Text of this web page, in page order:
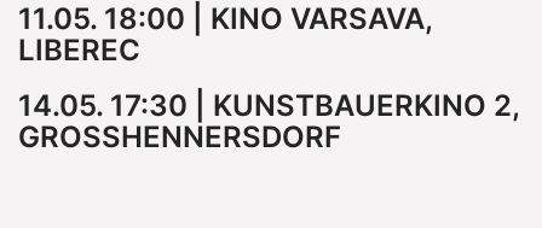
11.05. 18:00 | KINO VARSAVA,
LIBEREC
14.05. 17:30 | KUNSTBAUERKINO 2,
GROSSHENNERSDORF